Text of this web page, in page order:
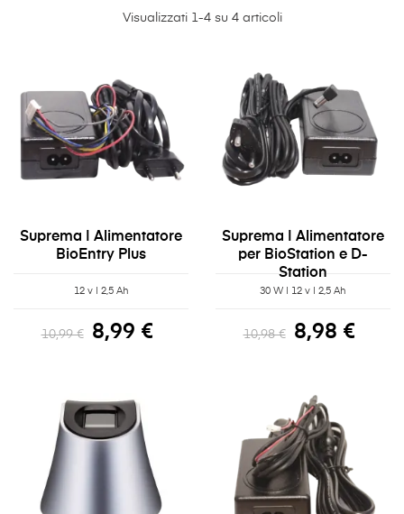
Visualizzati 1-4 su 4 articoli
Suprema | Alimentatore
BioEntry Plus
12 v | 2,5 Ah
10,99 € 8,99 €
Suprema | Alimentatore
per BioStation e D-
Station
30 W | 12 v | 2,5 Ah
10,98 € 8,98 €